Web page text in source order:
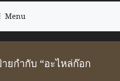
Menu
ยกำกับ “อะไหล่ก๊อก